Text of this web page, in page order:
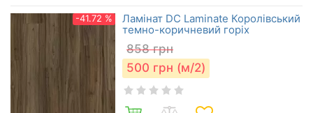
-41.72 %
Ламінат DC Laminate Королівський
темно-коричневий горіх
858 грн
500 грн (м/2)